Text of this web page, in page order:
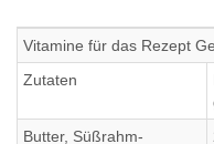
Vitamine für das Rezept
Zutaten
Butter, Süßrahm-